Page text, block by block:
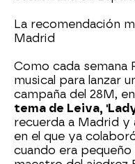
La recomendación
Madrid
Como cada semana
musical para lanzar
campaña del 28M,
tema de Leiva,
recuerda a Madrid y
en el que ya
cuando era